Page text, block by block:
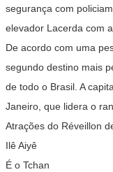
segurança com
elevador Lacerda com
De acordo com uma
segundo destino mais
de todo o Brasil. A
Janeiro, que lidera o
Atrações do Réveillon
Ilê Aiyê
É o Tchan